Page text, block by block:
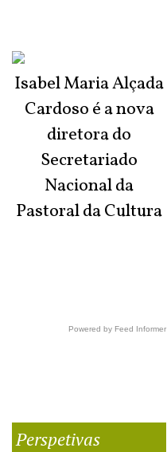
Isabel Maria Alçada
Cardoso é a nova
diretora do
Secretariado
Nacional da
Pastoral da Cultura
Powered by Feed Informer
Perspetivas